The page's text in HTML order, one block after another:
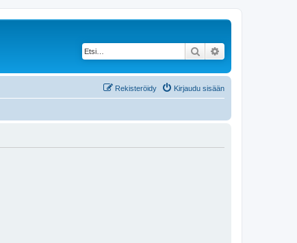
Etsi
Kirjaudu sisään
Rekisteröidy